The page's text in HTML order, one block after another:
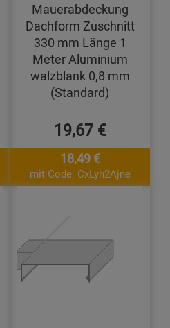
Mauerabdeckung
Dachform Zuschnitt
330 mm Länge 1
Meter Aluminium
walzblank 0,8 mm
(Standard)
19,67 €
18,49 €
mit Code: CxLyh2Ajne